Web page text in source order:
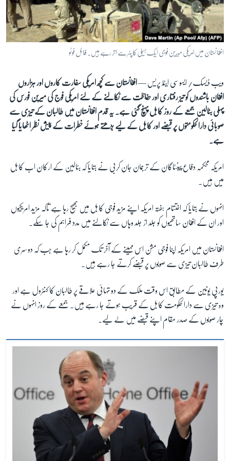
آرٹ
آزادیٔ صحافت
سائنس و ٹیکنالوجی
دلچسپ و عجیب
ویڈیوز
اسپیشل کوریج
Learning English
FOLLOW US
زبان
افغانستان میں امریکی میرین فوجی ایک ہیلی کاپٹر سے اتر رہے ہیں۔ فائل فوٹو
ویب ڈیسک/ ایسوسی ایٹڈ پریس —افغانستان سے کچھ امریکی سفارت کاروں اور ہزاروں
افغان باشندوں کو تیز رفتاری اور حفاظت سے نکالنے کے لئے امریکی فوج کی میرین فورس کی
پہلی بٹالین جمعے کے روز کابل پہنچ گئی ہے۔ یہ قدم افغانستان میں طالبان کے تیزی سے
صوبائی دارالحکومتوں پر قبضے اور کابل کے لیے بڑھتے ہوئے خطرات کے پیش نظر اٹھایا گیا
ہے۔
امریکہ محکمہ دفاع پینٹاگان کے ترجمان جان کربی نے بتایا کہ بٹالین کے ارکان اب کابل
میں ہیں۔
انہوں نے بتایا کہ اختتام ہفتہ امریکہ اپنے مزید فوجی کابل میں بھیج رہا ہے تاکہ مزید امریکیوں
اور ان کے افغان ساتھیوں کو جلد از جلد وہاں سے نکالنے میں مدد فراہم کی جا سکے۔
افغانستان میں امریکہ اپنا فوجی مشن اس مہینے کے آخر تک مکمل کر رہا ہے جب کہ دوسری
طرف طالبان تیزی سے صوبوں پر قبضے کرتے جا رہے ہیں۔
یورپی یونین کے مطابق اس وقت ملک کے دو تہائی علاقے پر طالبان کا کنٹرول ہے اور
وہ تیزی سے دارالحکومت کابل کے قریب ہوتے جا رہے ہیں۔ جمعے کے روز انہوں نے
چار صوبوں کے صدر مقام اپنے قبضے میں لے لیے۔